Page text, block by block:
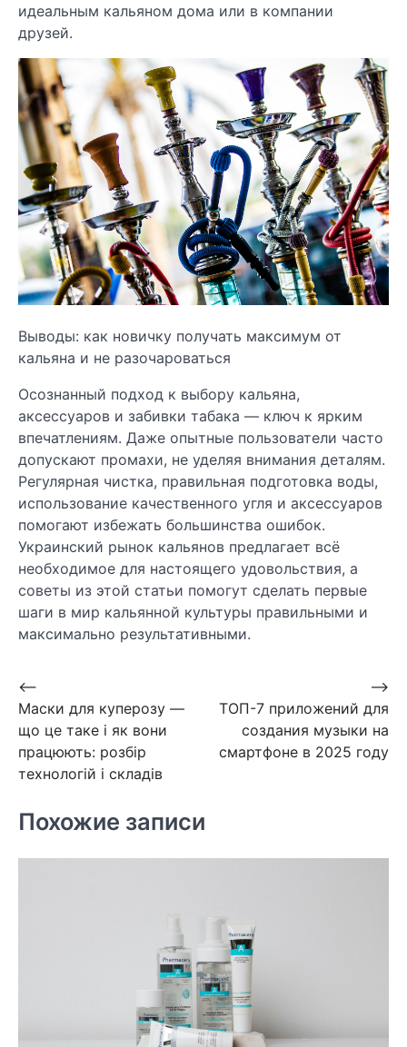
идеальным кальяном дома или в компании
друзей.
Выводы: как новичку получать максимум от
кальяна и не разочароваться
Осознанный подход к выбору кальяна,
аксессуаров и забивки табака — ключ к ярким
впечатлениям. Даже опытные пользователи часто
допускают промахи, не уделяя внимания деталям.
Регулярная чистка, правильная подготовка воды,
использование качественного угля и аксессуаров
помогают избежать большинства ошибок.
Украинский рынок кальянов предлагает всё
необходимое для настоящего удовольствия, а
советы из этой статьи помогут сделать первые
шаги в мир кальянной культуры правильными и
максимально результативными.
Навигация
по
записям
⟵
Маски для куперозу —
що це таке і як вони
працюють: розбір
технологій і складів
ТОП-7 приложений для
создания музыки на
смартфоне в 2025 году
⟶
Похожие записи